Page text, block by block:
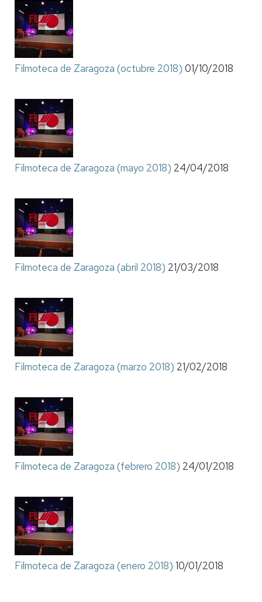
Filmoteca de Zaragoza (octubre 2018) 01/10/2018
Filmoteca de Zaragoza (mayo 2018) 24/04/2018
Filmoteca de Zaragoza (abril 2018) 21/03/2018
Filmoteca de Zaragoza (marzo 2018) 21/02/2018
Filmoteca de Zaragoza (febrero 2018) 24/01/2018
Filmoteca de Zaragoza (enero 2018) 10/01/2018